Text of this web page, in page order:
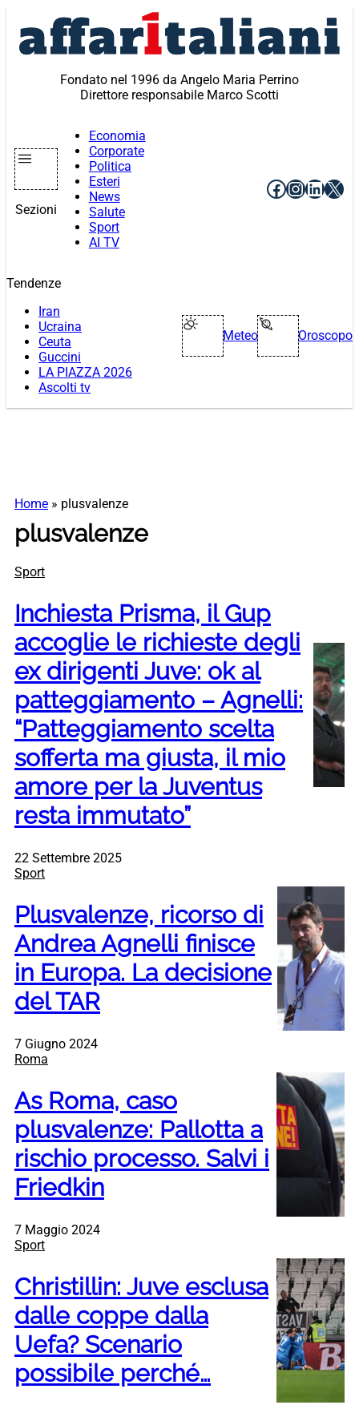
contenuto
Fondato nel 1996 da Angelo Maria Perrino
Direttore responsabile Marco Scotti
Sezioni
Economia
Corporate
Politica
Esteri
News
Salute
Sport
AI TV
Facebook
X
Tendenze
Iran
Ucraina
Ceuta
Guccini
LA PIAZZA 2026
Ascolti tv
Meteo Oroscopo
Home » plusvalenze
plusvalenze
Sport
Inchiesta Prisma, il Gup
accoglie le richieste degli
ex dirigenti Juve: ok al
patteggiamento – Agnelli:
“Patteggiamento scelta
sofferta ma giusta, il mio
amore per la Juventus
resta immutato”
22 Settembre 2025
Sport
Plusvalenze, ricorso di
Andrea Agnelli finisce
in Europa. La decisione
del TAR
7 Giugno 2024
Roma
As Roma, caso
plusvalenze: Pallotta a
rischio processo. Salvi i
Friedkin
7 Maggio 2024
Sport
Christillin: Juve esclusa
dalle coppe dalla
Uefa? Scenario
possibile perché…